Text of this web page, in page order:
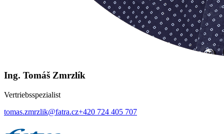
Ing. Tomáš Zmrzlík
Vertriebsspezialist
tomas.zmrzlik@fatra.cz+420 724 405 707